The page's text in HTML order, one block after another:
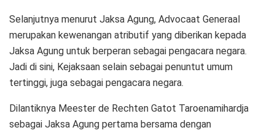
Selanjutnya menurut Jaksa Agung, Advocaat Generaal
merupakan kewenangan atributif yang diberikan kepada
Jaksa Agung untuk berperan sebagai pengacara negara.
Jadi di sini, Kejaksaan selain sebagai penuntut umum
tertinggi, juga sebagai pengacara negara.
Dilantiknya Meester de Rechten Gatot Taroenamihardja
sebagai Jaksa Agung pertama bersama dengan